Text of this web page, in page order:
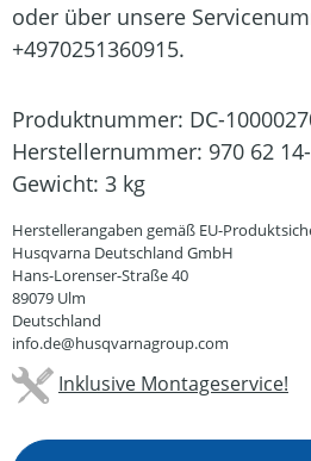
oder über unsere
+4970251360915.
Produktnummer: DC-
Herstellernummer: 970 62
Gewicht: 3 kg
Herstellerangaben gemäß EU-
Husqvarna Deutschland GmbH
Hans-Lorenser-Straße 40
89079 Ulm
Deutschland
info.de@husqvarnagroup.com
Inklusive Montageservice!